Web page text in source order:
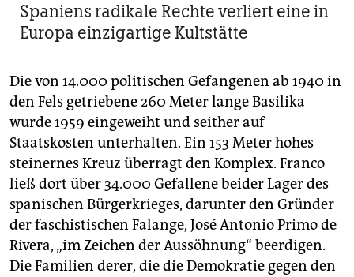
Spaniens radikale Rechte verliert eine in
Europa einzigartige Kultstätte
Die von 14.000 politischen Gefangenen ab 1940 in
den Fels getriebene 260 Meter lange Basilika
wurde 1959 eingeweiht und seither auf
Staatskosten unterhalten. Ein 153 Meter hohes
steinernes Kreuz überragt den Komplex. Franco
ließ dort über 34.000 Gefallene beider Lager des
spanischen Bürgerkrieges, darunter den Gründer
der faschistischen Falange, José Antonio Primo de
Rivera, „im Zeichen der Aussöhnung“ beerdigen.
Die Familien derer, die die Demokratie gegen den